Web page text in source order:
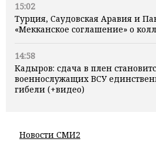
15:02
Турция, Саудовская Аравия и
«Мекканское соглашение» о
14:58
Кадыров: сдача в плен
военнослужащих ВСУ
гибели (+видео)
Новости СМИ2